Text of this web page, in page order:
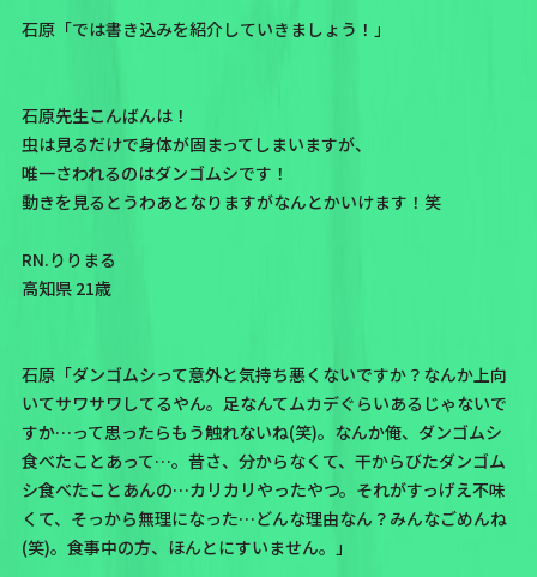
石原「では書き込みを紹介していきましょう！」
石原先生こんばんは！
虫は見るだけで身体が固まってしまいますが、
唯一さわれるのはダンゴムシです！
動きを見るとうわあとなりますがなんとかいけます！笑
RN.りりまる
高知県 21歳
石原「ダンゴムシって意外と気持ち悪くないですか？なんか上向
いてサワサワしてるやん。足なんてムカデぐらいあるじゃないで
すか…って思ったらもう触れないね(笑)。なんか俺、ダンゴムシ
食べたことあって…。昔さ、分からなくて、干からびたダンゴム
シ食べたことあんの…カリカリやったやつ。それがすっげえ不味
くて、そっから無理になった…どんな理由なん？みんなごめんね
(笑)。食事中の方、ほんとにすいません。」